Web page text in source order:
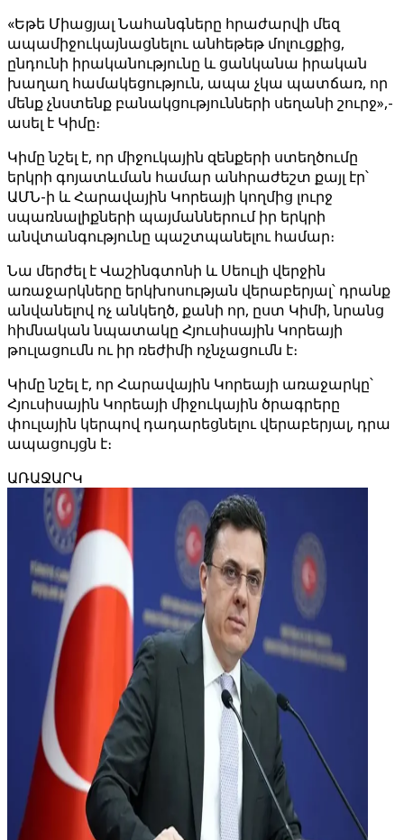
«Եթե Միացյալ Նահանգները հրաժարվի մեզ
ապամիջուկայնացնելու անհեթեթ մոլուցքից,
ընդունի իրականությունը և ցանկանա իրական
խաղաղ համակեցություն, ապա չկա պատճառ, որ
մենք չնստենք բանակցությունների սեղանի շուրջ»,-
ասել է Կիմը։
Կիմը նշել է, որ միջուկային զենքերի ստեղծումը
երկրի գոյատևման համար անհրաժեշտ քայլ էր՝
ԱՄՆ-ի և Հարավային Կորեայի կողմից լուրջ
սպառնալիքների պայմաններում իր երկրի
անվտանգությունը պաշտպանելու համար։
Նա մերժել է Վաշինգտոնի և Սեուլի վերջին
առաջարկները երկխոսության վերաբերյալ՝ դրանք
անվանելով ոչ անկեղծ, քանի որ, ըստ Կիմի, նրանց
հիմնական նպատակը Հյուսիսային Կորեայի
թուլացումն ու իր ռեժիմի ոչնչացումն է։
Կիմը նշել է, որ Հարավային Կորեայի առաջարկը՝
Հյուսիսային Կորեայի միջուկային ծրագրերը
փուլային կերպով դադարեցնելու վերաբերյալ, դրա
ապացույցն է։
ԱՌԱՋԱՐԿ